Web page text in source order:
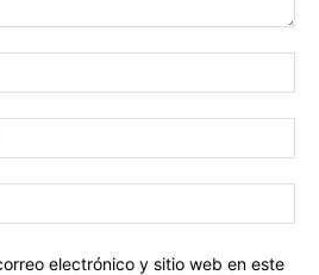
electrónico y sitio web en este